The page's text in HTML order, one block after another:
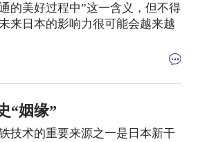
的美好过程中”这一含义，但不得
来日本的影响力很可能会越来越
“姻缘”
技术的重要来源之一是日本新干